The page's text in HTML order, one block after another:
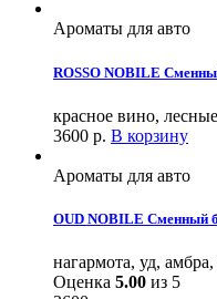
Ароматы для авто
ROSSO NOBILE
красное вино,
3600 р. В корзину
Ароматы для авто
OUD NOBILE Сменный
нагармота, уд,
Оценка 5.00 из 5